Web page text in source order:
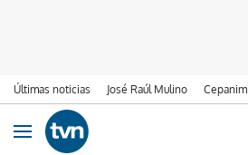
Últimas noticias José Raúl Mulino Cepanim
Ir al contenido
Obrir navegació